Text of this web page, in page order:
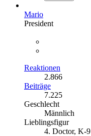
Mario
President
Reaktionen
2.866
Beiträge
7.225
Geschlecht
Männlich
Lieblingsfigur
4. Doctor, K-9